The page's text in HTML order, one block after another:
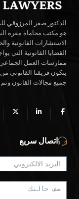
هو مكتب محاماة مقره
الاستشارات القانونية
القضايا القانونية التي
ممارسات العمل الجماعي
يتكون فريقنا القانوني
جميع مجالات القانون
اتصال سريع